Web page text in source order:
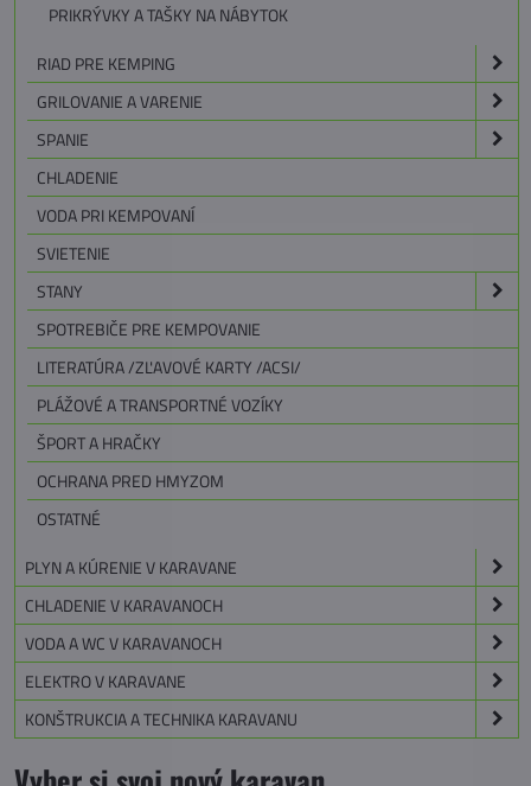
PRIKRÝVKY A TAŠKY NA NÁBYTOK
RIAD PRE KEMPING
GRILOVANIE A VARENIE
SPANIE
CHLADENIE
VODA PRI KEMPOVANÍ
SVIETENIE
STANY
SPOTREBIČE PRE KEMPOVANIE
LITERATÚRA /ZĽAVOVÉ KARTY /ACSI/
PLÁŽOVÉ A TRANSPORTNÉ VOZÍKY
ŠPORT A HRAČKY
OCHRANA PRED HMYZOM
OSTATNÉ
PLYN A KÚRENIE V KARAVANE
CHLADENIE V KARAVANOCH
VODA A WC V KARAVANOCH
ELEKTRO V KARAVANE
KONŠTRUKCIA A TECHNIKA KARAVANU